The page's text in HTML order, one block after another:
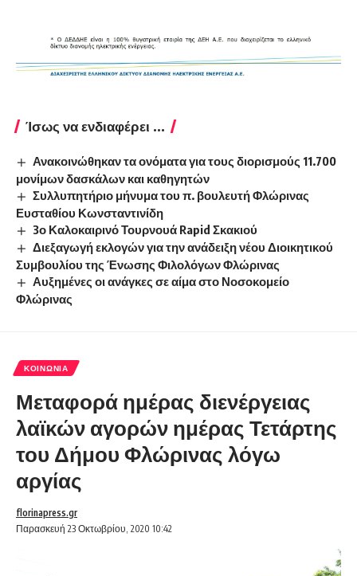
Ίσως να ενδιαφέρει ...
Ανακοινώθηκαν τα ονόματα για τους διορισμούς 11.700
μονίμων δασκάλων και καθηγητών
Συλλυπητήριο μήνυμα του π. βουλευτή Φλώρινας
Ευσταθίου Κωνσταντινίδη
3ο Καλοκαιρινό Τουρνουά Rapid Σκακιού
Διεξαγωγή εκλογών για την ανάδειξη νέου Διοικητικού
Συμβουλίου της Ένωσης Φιλολόγων Φλώρινας
Αυξημένες οι ανάγκες σε αίμα στο Νοσοκομείο
Φλώρινας
ΚΟΙΝΩΝΊΑ
Μεταφορά ημέρας διενέργειας
λαϊκών αγορών ημέρας Τετάρτης
του Δήμου Φλώρινας λόγω
αργίας
Παρασκευή 23 Οκτωβρίου, 2020 10:42
florinapress.gr